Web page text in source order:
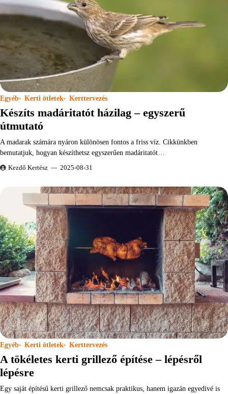
Egyéb Kerti ötletek Kerttervezés
Készíts madáritatót házilag – egyszerű
útmutató
A madarak számára nyáron különösen fontos a friss víz. Cikkünkben
bemutatjuk, hogyan készíthetsz egyszerűen madáritatót…
Kezdő Kertész 2025-08-31
Egyéb Kerti ötletek Kerttervezés
A tökéletes kerti grillező építése – lépésről
lépésre
Egy saját építésű kerti grillező nemcsak praktikus, hanem igazán egyedivé is